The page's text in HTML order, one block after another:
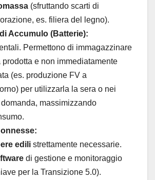
(sfruttando scarti di
es. filiera del legno).
Accumulo (Batterie):
Permettono di immagazzinare
prodotta e non immediatamente
(es. produzione FV a
per utilizzarla la sera o nei
massimizzando
edili strettamente necessarie.
di gestione e monitoraggio
per la Transizione 5.0).